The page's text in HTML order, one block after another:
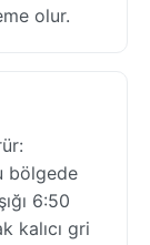
olur.
bölgede
6:50
kalıcı gri